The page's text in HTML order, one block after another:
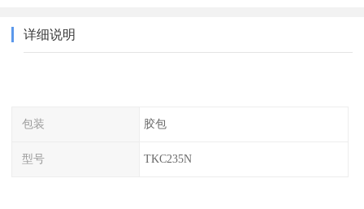
详细说明
包装 胶包
型号 TKC235N